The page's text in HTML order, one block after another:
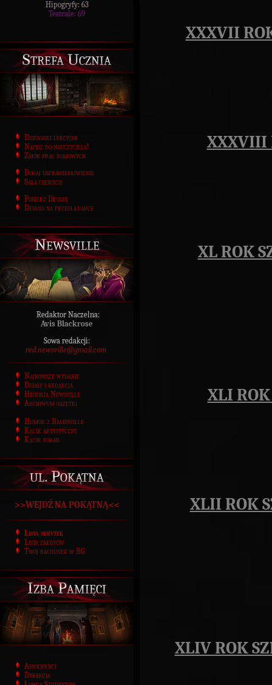
Hipogryfy: 63
Testrale: 69
Strefa Ucznia
Dzienniki lekcyjne
Napisz do nauczyciela!
Zbiór prac domowych
Dodaj usprawiedliwienie
Sala chorych
Pobierz Devanę
Devana na przeglądarce
Newsville
Redaktor Naczelna:
Avis Blackrose
Sowa redakcji:
red.newsville@gmail.com
Najnowsze wydanie
Działy i redakcja
Historia Newsville
Archiwum gazetki
Humor z Ramesville
Kącik artystyczny
Kącik porad
ul. Pokątna
>>WEJDŹ NA POKĄTNĄ<<
Lista skrytek
Lista zakupów
Twój rachunek w BG
Izba Pamięci
Absolwenci
Dyrekcja
XXXVII
XXXVIII
XL ROK
XLI
XLII ROK
XLIV ROK